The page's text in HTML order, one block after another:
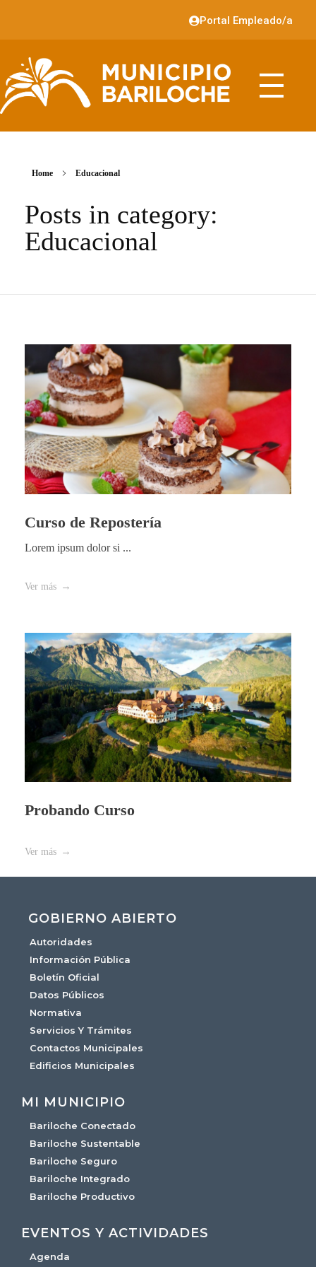
Portal Empleado/a
Home Educacional
Posts in category:
Educacional
Curso de Repostería
Lorem ipsum dolor si ...
Ver más
Probando Curso
Ver más
GOBIERNO ABIERTO
Autoridades
Información Pública
Boletín Oficial
Datos Públicos
Normativa
Servicios Y Trámites
Contactos Municipales
Edificios Municipales
MI MUNICIPIO
Bariloche Conectado
Bariloche Sustentable
Bariloche Seguro
Bariloche Integrado
Bariloche Productivo
EVENTOS Y ACTIVIDADES
Agenda